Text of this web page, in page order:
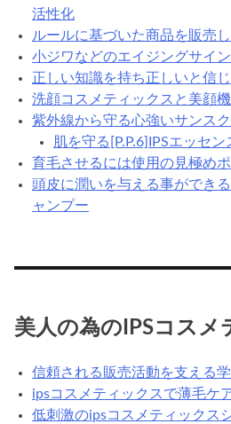
活性化
ルールに基づいた商品を販売
小ジワなどのエイジングサイ
正しい知識を持ち正しいと信
洗顔コスメティックスと美顔
紫外線から守る心強いサンス
肌を守る[P.P.6]IPSエッセン
育毛させるには使用の見極め
頭皮に潤いを与える事ができ
ャンプー
美人の為のIPSコスメ
信頼される販売活動を支える
ipsコスメティックスで薄毛ケ
低刺激のipsコスメティックス